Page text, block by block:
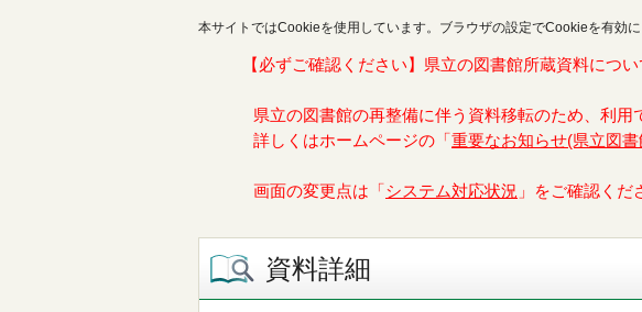
本サイトではCookieを使用しています。ブラウザの設定でCookieを有効に
【必ずご確認ください】県立の図書館所蔵資料につい
県立の図書館の再整備に伴う資料移転のため、利用
詳しくはホームページの「 重要なお知らせ(県立図書
画面の変更点は「 システム対応状況 」をご確認くだ
資料詳細